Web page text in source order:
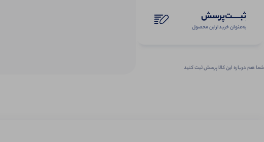
ثبـــــت‌پرسش
به‌عنوان ‌خریدار‌این‌ محصول
شما هم درباره این کالا پرسش ثبت کنید